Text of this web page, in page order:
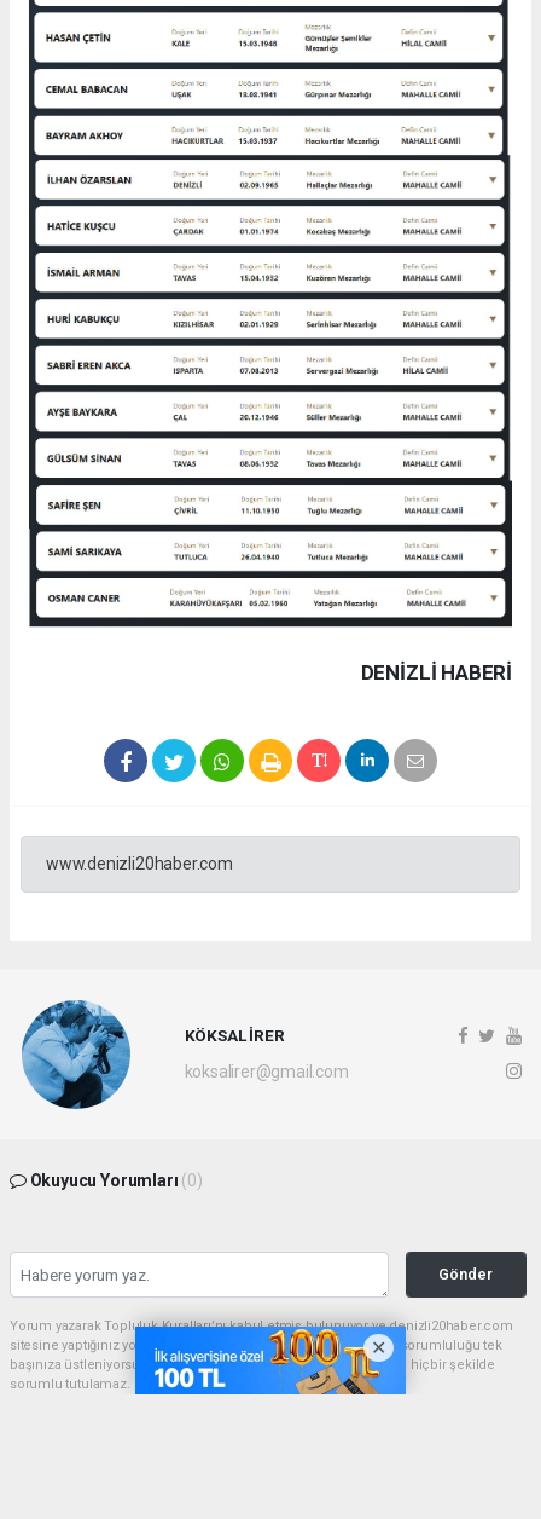
DENIZLI HABERİ
www.denizli20haber.com
KÖKSAL İRER
koksalirer@gmail.com
Okuyucu Yorumları (0)
Gönder
Yorum yazarak Topluluk Kuralları’nı kabul etmiş bulunuyor ve denizli20haber.com
sitesine yaptığınız yorumunuzla ilgili doğrudan veya dolaylı tüm sorumluluğu tek
başınıza üstleniyorsunuz. Yazılan tüm yorumlardan site yönetimi hiçbir şekilde
sorumlu tutulamaz.